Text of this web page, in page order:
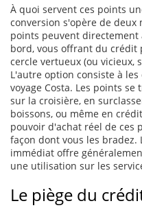
À quoi servent ces points
conversion s'opère de deux
points peuvent
bord, vous offrant du crédit
cercle vertueux (ou vicieux,
L'autre option consiste à
voyage Costa. Les points
sur la croisière, en
boissons, ou même en
pouvoir d'achat réel de ces
façon dont vous les
immédiat offre
une utilisation sur les
Le piège du